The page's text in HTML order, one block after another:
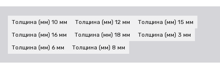
Толщина (мм) 10 мм Толщина (мм) 12 мм
Толщина (мм) 15 мм
Толщина (мм) 16 мм
Толщина (мм) 18 мм
Толщина (мм) 3 мм
Толщина (мм) 6 мм
Толщина (мм) 8 мм